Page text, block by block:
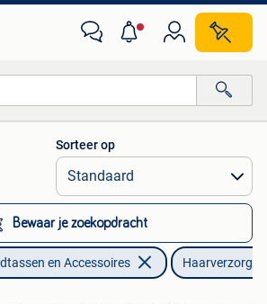
Alle afstanden…
Sorteer op
Bewaar je zoekopdracht
en Accessoires